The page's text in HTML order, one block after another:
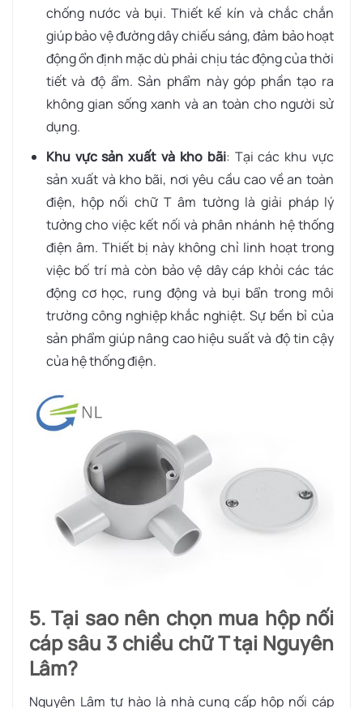
chống nước và bụi. Thiết kế kín và chắc chắn
giúp bảo vệ đường dây chiếu sáng, đảm bảo hoạt
động ổn định mặc dù phải chịu tác động của thời
tiết và độ ẩm. Sản phẩm này góp phần tạo ra
không gian sống xanh và an toàn cho người sử
dụng.
Khu vực sản xuất và kho bãi: Tại các khu vực
sản xuất và kho bãi, nơi yêu cầu cao về an toàn
điện, hộp nối chữ T âm tường là giải pháp lý
tưởng cho việc kết nối và phân nhánh hệ thống
điện âm. Thiết bị này không chỉ linh hoạt trong
việc bố trí mà còn bảo vệ dây cáp khỏi các tác
động cơ học, rung động và bụi bẩn trong môi
trường công nghiệp khắc nghiệt. Sự bền bỉ của
sản phẩm giúp nâng cao hiệu suất và độ tin cậy
của hệ thống điện.
5. Tại sao nên chọn mua hộp nối
cáp sâu 3 chiều chữ T tại Nguyên
Lâm?
Nguyên Lâm tự hào là nhà cung cấp hộp nối cáp